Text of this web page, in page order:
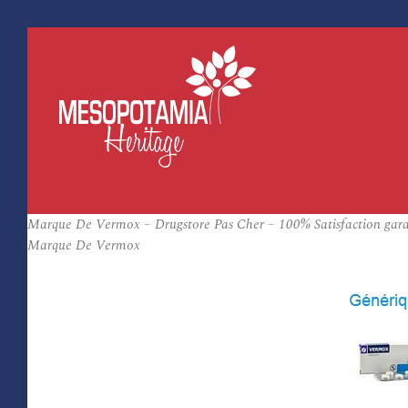
Marque De Vermox – Drugstore Pas Cher – 100% Satisfaction
Marque De Vermox